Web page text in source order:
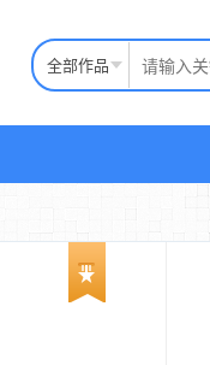
全部作品